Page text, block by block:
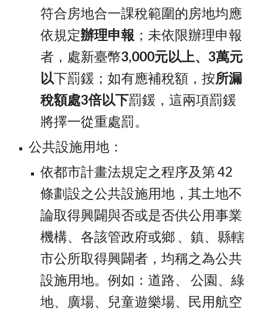
符合房地合一課稅範圍的房地均應
依規定辦理申報 ；未依限辦理申報
者，處新臺幣3,000元以上、3萬元
以下罰鍰；如有應補稅額，按所漏
稅額處3倍以下罰鍰，這兩項罰鍰
將擇一從重處罰。
公共設施用地：
依都市計畫法規定之程序及第 42
條劃設之公共設施用地，其土地不
論取得興闢與否或是否供公用事業
機構、各該管政府或鄉 、鎮、縣轄
市公所取得興闢者，均稱之為公共
設施用地。例如：道路、 公園、綠
地、廣場、兒童遊樂場、民用航空